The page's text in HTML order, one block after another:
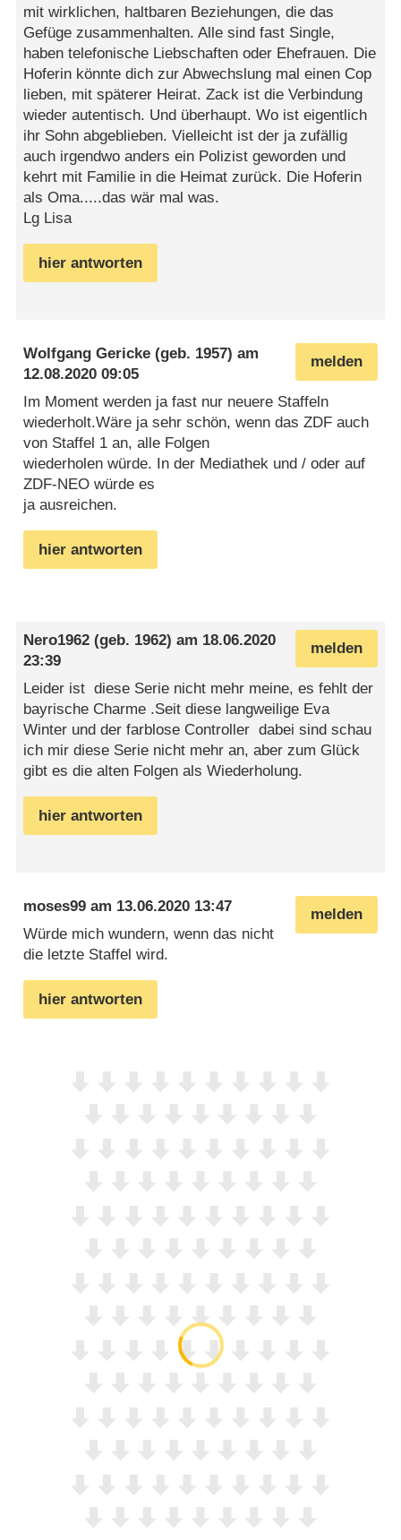
mit wirklichen, haltbaren Beziehungen, die das
Gefüge zusammenhalten. Alle sind fast Single,
haben telefonische Liebschaften oder Ehefrauen. Die
Hoferin könnte dich zur Abwechslung mal einen Cop
lieben, mit späterer Heirat. Zack ist die Verbindung
wieder autentisch. Und überhaupt. Wo ist eigentlich
ihr Sohn abgeblieben. Vielleicht ist der ja zufällig
auch irgendwo anders ein Polizist geworden und
kehrt mit Familie in die Heimat zurück. Die Hoferin
als Oma.....das wär mal was.
Lg Lisa
hier antworten
melden
Wolfgang Gericke (geb. 1957) am
12.08.2020 09:05
Im Moment werden ja fast nur neuere Staffeln
wiederholt.Wäre ja sehr schön, wenn das ZDF auch
von Staffel 1 an, alle Folgen
wiederholen würde. In der Mediathek und / oder auf
ZDF-NEO würde es
ja ausreichen.
hier antworten
melden
Nero1962 (geb. 1962) am 18.06.2020
23:39
Leider ist diese Serie nicht mehr meine, es fehlt der
bayrische Charme .Seit diese langweilige Eva
Winter und der farblose Controller dabei sind schau
ich mir diese Serie nicht mehr an, aber zum Glück
gibt es die alten Folgen als Wiederholung.
hier antworten
melden
moses99 am 13.06.2020 13:47
Würde mich wundern, wenn das nicht
die letzte Staffel wird.
hier antworten